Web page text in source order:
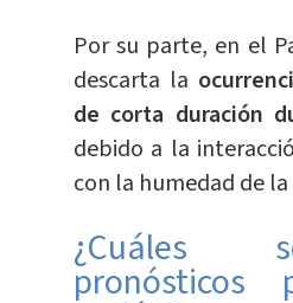
Por su parte, en el
descarta la
de corta duración
debido a la
con la humedad de
¿Cuáles
pronósticos